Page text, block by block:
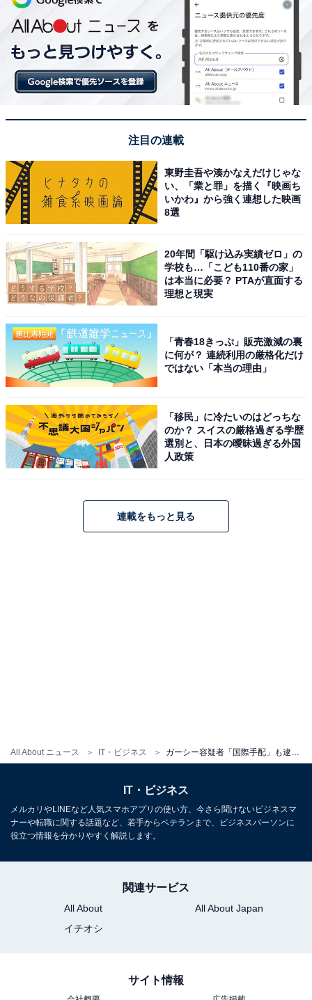
All About ニュース IT・ビジネス ガーシー容疑者「国際手配」も逮捕の可能性が低いワケ、鍵となるのは……
注目の連載
東野圭吾や湊かなえだけじゃな
い、「業と罪」を描く『映画ち
いかわ』から強く連想した映画
8選
20年間「駆け込み実績ゼロ」の
学校も…「こども110番の家」
は本当に必要？ PTAが直面する
理想と現実
「青春18きっぷ」販売激減の裏
に何が？ 連続利用の厳格化だけ
ではない「本当の理由」
「移民」に冷たいのはどっちな
のか？ スイスの厳格過ぎる学歴
選別と、日本の曖昧過ぎる外国
人政策
連載をもっと見る
IT・ビジネス
メルカリやLINEなど人気スマホアプリの使い方、今さら聞けないビジネスマ
ナーや転職に関する話題など、若手からベテランまで、ビジネスパーソンに
役立つ情報を分かりやすく解説します。
関連サービス
All About
All About Japan
イチオシ
サイト情報